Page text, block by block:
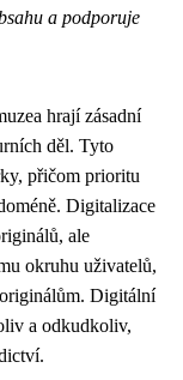
a podporuje
hrají zásadní
děl. Tyto
přičom prioritu
Digitalizace
ale
okruhu uživatelů,
Digitální
a odkudkoliv,